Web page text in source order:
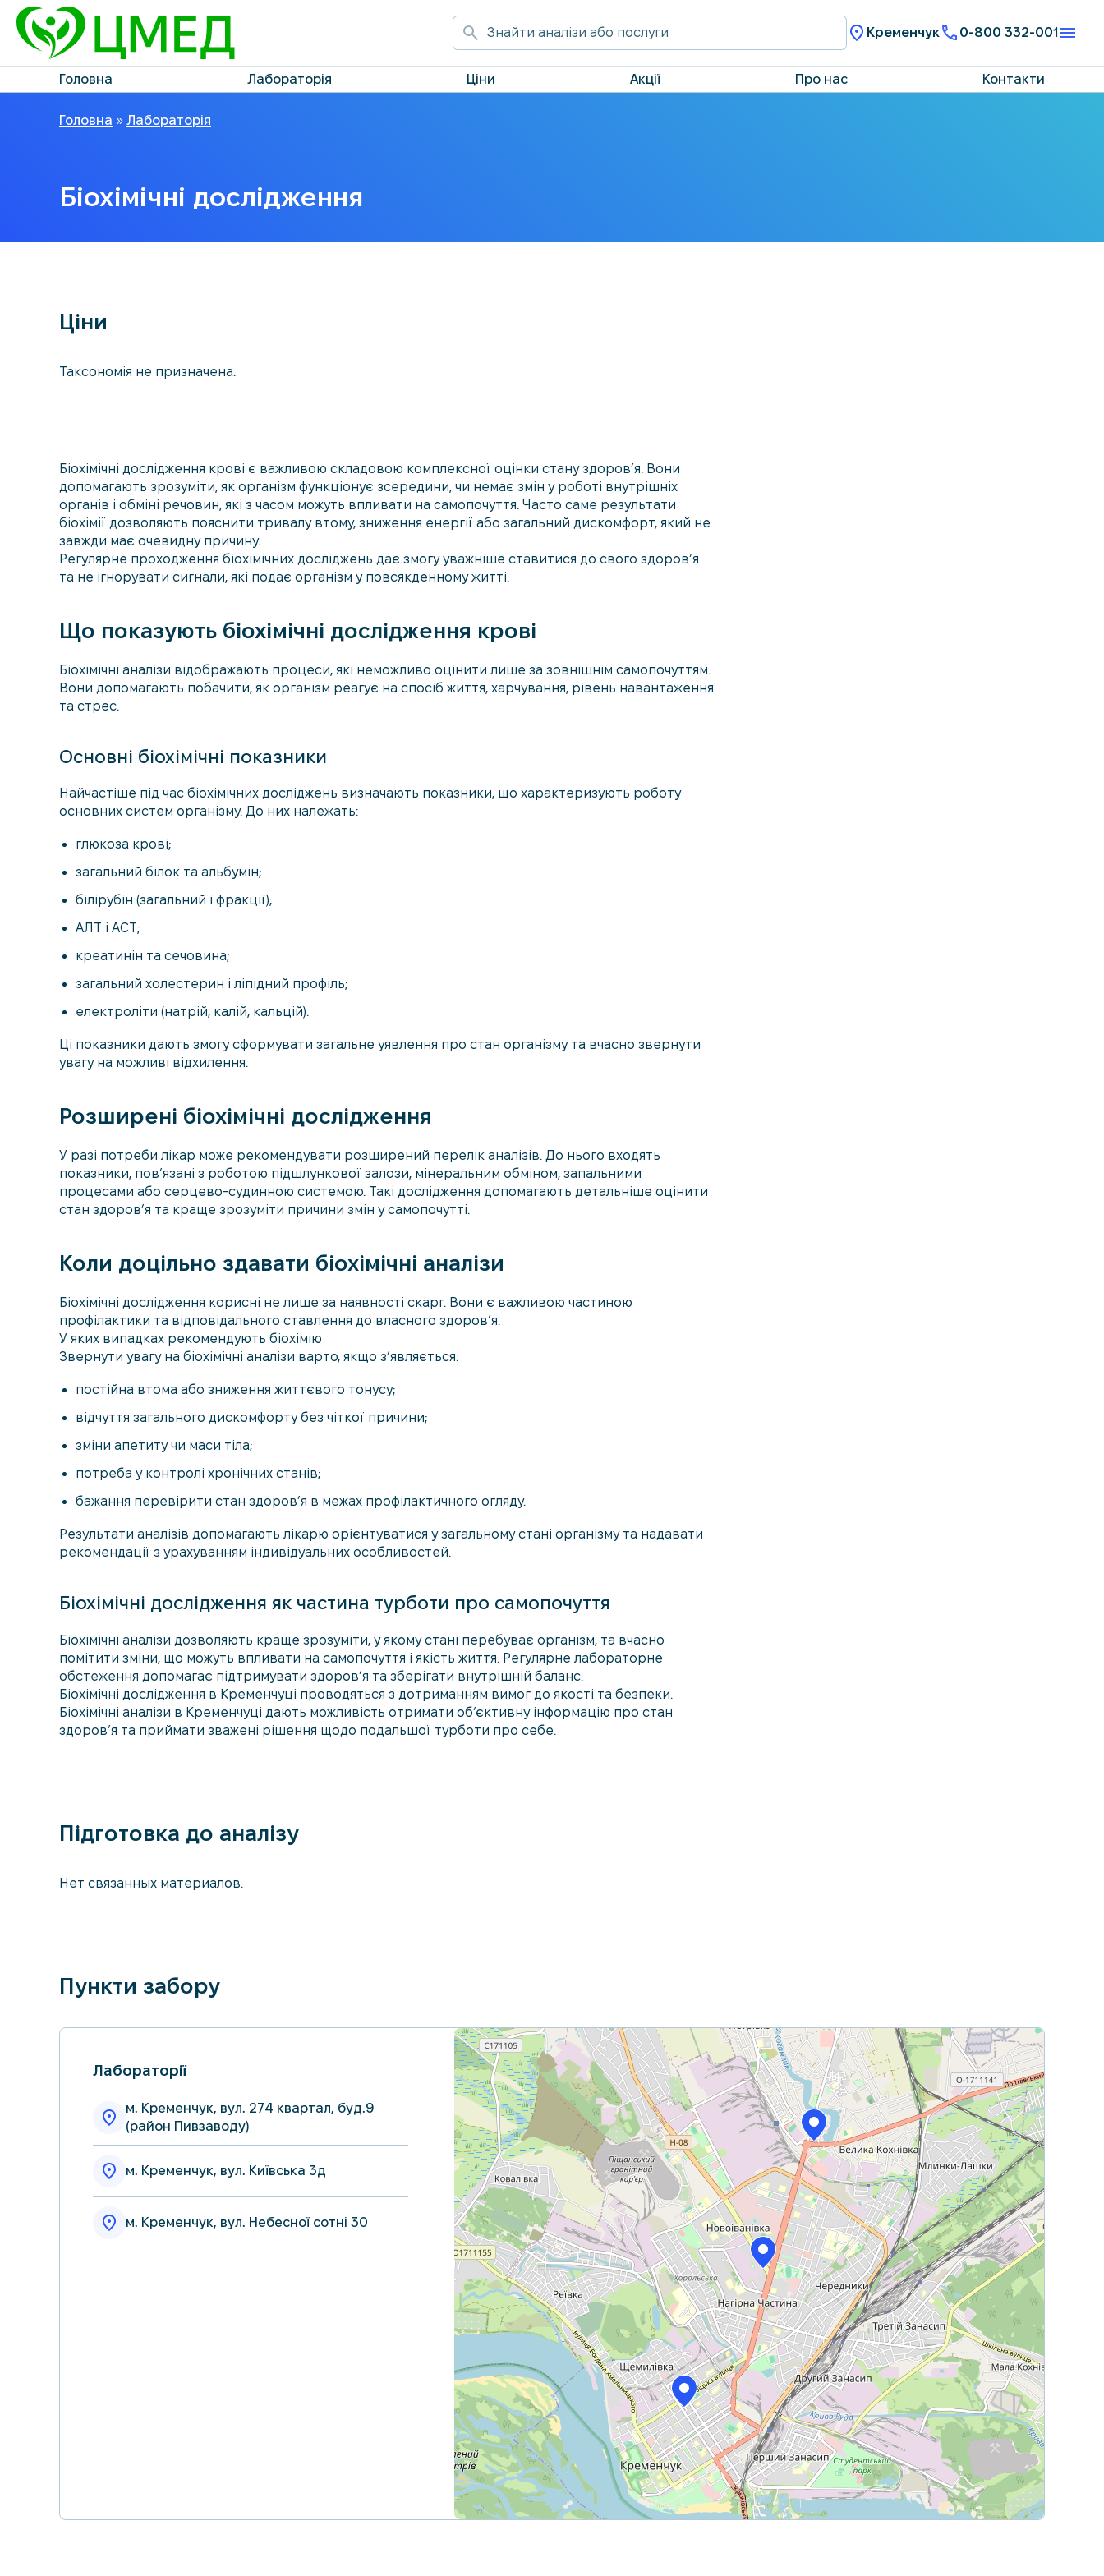
Кременчук 0-800 332-001
Головна Лабораторія Ціни Акції Про нас Контакти
Головна » Лабораторія
Біохімічні дослідження
Ціни
Таксономія не призначена.
Біохімічні дослідження крові є важливою складовою комплексної оцінки стану здоров’я. Вони
допомагають зрозуміти, як організм функціонує зсередини, чи немає змін у роботі внутрішніх
органів і обміні речовин, які з часом можуть впливати на самопочуття. Часто саме результати
біохімії дозволяють пояснити тривалу втому, зниження енергії або загальний дискомфорт, який не
завжди має очевидну причину.
Регулярне проходження біохімічних досліджень дає змогу уважніше ставитися до свого здоров’я
та не ігнорувати сигнали, які подає організм у повсякденному житті.
Що показують біохімічні дослідження крові
Біохімічні аналізи відображають процеси, які неможливо оцінити лише за зовнішнім самопочуттям.
Вони допомагають побачити, як організм реагує на спосіб життя, харчування, рівень навантаження
та стрес.
Основні біохімічні показники
Найчастіше під час біохімічних досліджень визначають показники, що характеризують роботу
основних систем організму. До них належать:
глюкоза крові;
загальний білок та альбумін;
білірубін (загальний і фракції);
АЛТ і АСТ;
креатинін та сечовина;
загальний холестерин і ліпідний профіль;
електроліти (натрій, калій, кальцій).
Ці показники дають змогу сформувати загальне уявлення про стан організму та вчасно звернути
увагу на можливі відхилення.
Розширені біохімічні дослідження
У разі потреби лікар може рекомендувати розширений перелік аналізів. До нього входять
показники, пов’язані з роботою підшлункової залози, мінеральним обміном, запальними
процесами або серцево-судинною системою. Такі дослідження допомагають детальніше оцінити
стан здоров’я та краще зрозуміти причини змін у самопочутті.
Коли доцільно здавати біохімічні аналізи
Біохімічні дослідження корисні не лише за наявності скарг. Вони є важливою частиною
профілактики та відповідального ставлення до власного здоров’я.
У яких випадках рекомендують біохімію
Звернути увагу на біохімічні аналізи варто, якщо з’являється:
постійна втома або зниження життєвого тонусу;
відчуття загального дискомфорту без чіткої причини;
зміни апетиту чи маси тіла;
потреба у контролі хронічних станів;
бажання перевірити стан здоров’я в межах профілактичного огляду.
Результати аналізів допомагають лікарю орієнтуватися у загальному стані організму та надавати
рекомендації з урахуванням індивідуальних особливостей.
Біохімічні дослідження як частина турботи про самопочуття
Біохімічні аналізи дозволяють краще зрозуміти, у якому стані перебуває організм, та вчасно
помітити зміни, що можуть впливати на самопочуття і якість життя. Регулярне лабораторне
обстеження допомагає підтримувати здоров’я та зберігати внутрішній баланс.
Біохімічні дослідження в Кременчуці проводяться з дотриманням вимог до якості та безпеки.
Біохімічні аналізи в Кременчуці дають можливість отримати об’єктивну інформацію про стан
здоров’я та приймати зважені рішення щодо подальшої турботи про себе.
Підготовка до аналізу
Нет связанных материалов.
Пункти забору
Лабораторії
м. Кременчук, вул. 274 квартал, буд.9
(район Пивзаводу)
м. Кременчук, вул. Київська 3д
м. Кременчук, вул. Небесної сотні 30
+
−
© OpenStreetMap contributors